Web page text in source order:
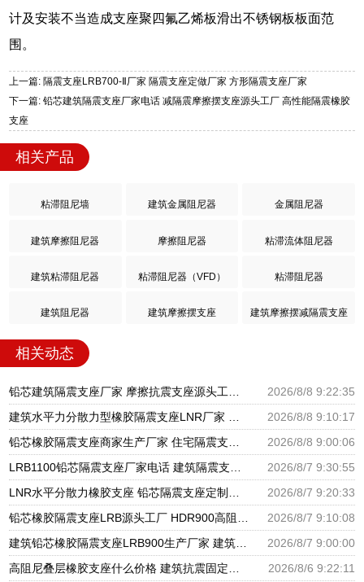
计及安装不当造成支座聚四氟乙烯板滑出不锈钢板板面范
围。
上一篇: 隔震支座LRB700-Ⅱ厂家 隔震支座定做厂家 方形隔震支座厂家
下一篇: 铅芯建筑隔震支座厂家电话 减隔震摩擦摆支座源头工厂 高性能隔震橡胶
支座
相关产品
粘滞阻尼墙 建筑金属阻尼器 金属阻尼器
建筑摩擦阻尼器 摩擦阻尼器 粘滞流体阻尼器
建筑粘滞阻尼器 粘滞阻尼器（VFD） 粘滞阻尼器
建筑阻尼器 建筑摩擦摆支座 建筑摩擦摆减隔震支座
相关动态
铅芯建筑隔震支座厂家 摩擦抗震支座源头工厂 圆形高阻尼橡胶隔震支座的生产厂家
2026/8/8 9:22:35
建筑水平力分散力型橡胶隔震支座LNR厂家 铅芯减震支座生产厂家 橡胶减隔震支座厂家
2026/8/8 9:10:17
铅芯橡胶隔震支座商家生产厂家 住宅隔震支座厂家 建筑高阻泥隔震支座生产厂家
2026/8/8 9:00:06
LRB1100铅芯隔震支座厂家电话 建筑隔震支座LNRP源头工厂 LNR600天然橡胶隔震支座多少钱
2026/8/7 9:30:55
LNR水平分散力橡胶支座 铅芯隔震支座定制厂家 建筑隔震层隔震支座生产厂家
2026/8/7 9:20:33
铅芯橡胶隔震支座LRB源头工厂 HDR900高阻尼隔震支座源头工厂 橡胶建筑支座厂家电话
2026/8/7 9:10:08
建筑铅芯橡胶隔震支座LRB900生产厂家 建筑隔震支座HDR生产厂家 LRB400型支座生产厂家
2026/8/7 9:00:00
高阻尼叠层橡胶支座什么价格 建筑抗震固定支座 隔震支座LRB900厂家
2026/8/6 9:22:11